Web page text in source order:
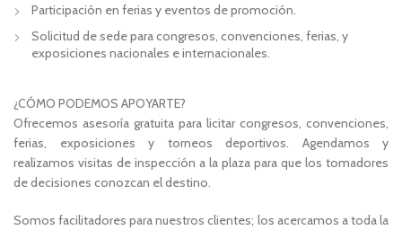
Participación en ferias y eventos de promoción.
Solicitud de sede para congresos, convenciones, ferias, y
exposiciones nacionales e internacionales.
¿CÓMO PODEMOS APOYARTE?
Ofrecemos asesoría gratuita para licitar congresos, convenciones,
ferias, exposiciones y torneos deportivos. Agendamos y
realizamos visitas de inspección a la plaza para que los tomadores
de decisiones conozcan el destino.
Somos facilitadores para nuestros clientes; los acercamos a toda la